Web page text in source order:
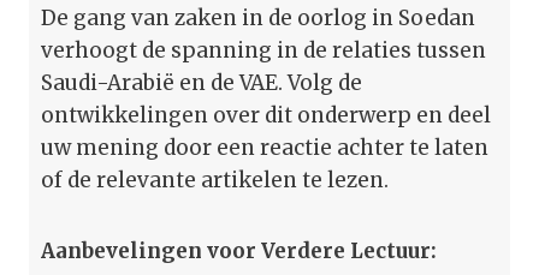
De gang van zaken in de oorlog in Soedan
verhoogt de spanning in de relaties tussen
Saudi-Arabië en de VAE. Volg de
ontwikkelingen over dit onderwerp en deel
uw mening door een reactie achter te laten
of de relevante artikelen te lezen.
Aanbevelingen voor Verdere Lectuur: